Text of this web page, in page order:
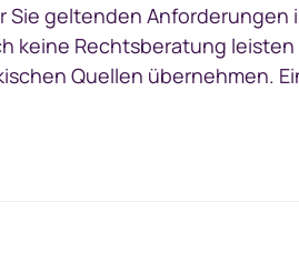
geltenden Anforderungen
keine Rechtsberatung
Quellen übernehmen.